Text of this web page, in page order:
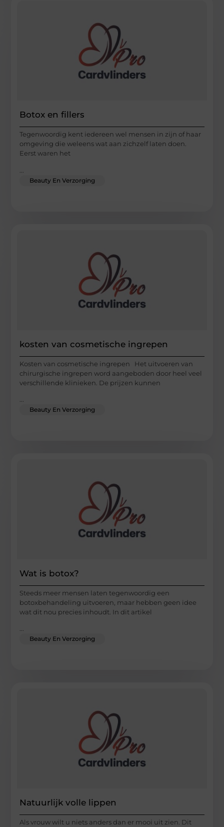
Botox en fillers
Tegenwoordig kent iedereen wel mensen in zijn of haar
omgeving die weleens wat aan zichzelf laten doen.
Eerst waren het
Beauty En Verzorging
kosten van cosmetische ingrepen
Kosten van cosmetische ingrepen Het uitvoeren van
chirurgische ingrepen word aangeboden door heel veel
verschillende klinieken. De prijzen kunnen
Beauty En Verzorging
Wat is botox?
Steeds meer mensen laten tegenwoordig een
botoxbehandeling uitvoeren, maar hebben geen idee
wat dit nou precies inhoudt. In dit artikel
...
Beauty En Verzorging
Natuurlijk volle lippen
Als vrouw wilt u niets anders dan er mooi uit zien. Dit